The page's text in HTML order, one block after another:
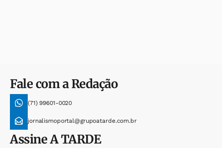
Fale com a Redação
(71) 99601-0020
jornalismoportal@grupoatarde.com.br
AssineA TARDE